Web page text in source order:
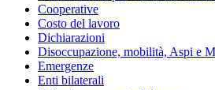
Cooperative
Costo del lavoro
Dichiarazioni
Disoccupazione, mobilità, Aspi e
Emergenze
Enti bilaterali